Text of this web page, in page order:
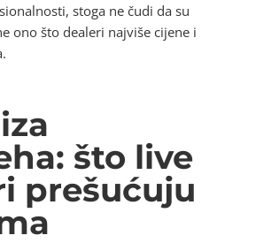
stoga ne čudi da su
ono što dealeri najviše cijene i
što live
prešućuju